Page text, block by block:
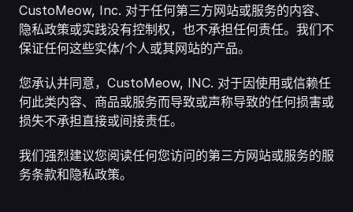
CustoMeow, Inc. 对于任何第三方网站或服务的内容、
隐私政策或实践没有控制权，也不承担任何责任。我们不
保证任何这些实体/个人或其网站的产品。
您承认并同意，CustoMeow, INC. 对于因使用或信赖任
何此类内容、商品或服务而导致或声称导致的任何损害或
损失不承担直接或间接责任。
我们强烈建议您阅读任何您访问的第三方网站或服务的服
务条款和隐私政策。